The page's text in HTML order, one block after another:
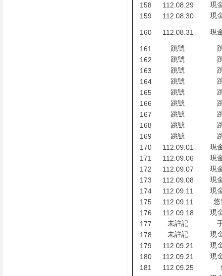
158
112.08.29
現
159
112.08.30 現
160 112.08.31 現
161 跳號
162
跳號
163
跳號
164
跳號
165
跳號
166
跳號
167
跳號
168
跳號
169
跳號
170
112.09.01
現
171
112.09.06
現
172
112.09.07
現
173
112.09.08
現
174
112.09.11
現
175
112.09.11
悠
176
112.09.18
現
177
未註記
178
未註記
現
179
112.09.21
現
180
112.09.21
現
181
112.09.25